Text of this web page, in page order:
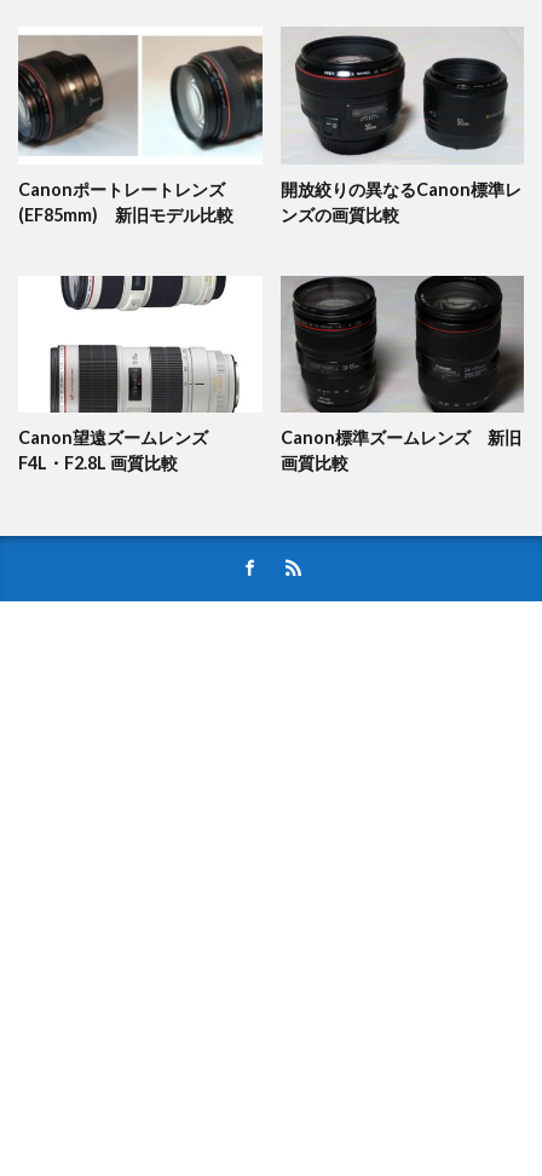
Canonポートレートレンズ
(EF85mm) 新旧モデル比較
開放絞りの異なるCanon標準レ
ンズの画質比較
Canon望遠ズームレンズ
F4L・F2.8L 画質比較
Canon標準ズームレンズ 新旧
画質比較